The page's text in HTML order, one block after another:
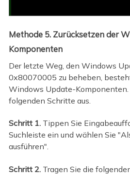
Methode 5. Zurücksetzen der
Komponenten
Der letzte Weg, den Windows
0x80070005 zu beheben,
Windows Update-Komponenten.
folgenden Schritte aus.
Schritt 1. Tippen Sie
Suchleiste ein und wählen Sie
ausführen".
Schritt 2. Tragen Sie die